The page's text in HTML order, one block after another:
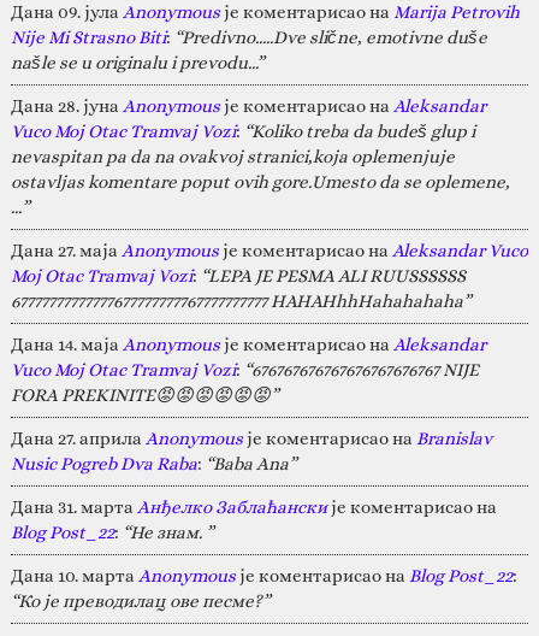
Дана 09. јула Anonymousје коментарисао на Marija Petrovih
Nije Mi Strasno Biti: “Predivno.....Dve slične, emotivne duše
našle se u originalu i prevodu...”
Дана 28. јуна Anonymousје коментарисао на Aleksandar
Vuco Moj Otac Tramvaj Vozi: “Koliko treba da budeš glup i
nevaspitan pa da na ovakvoj stranici,koja oplemenjuje
ostavljas komentare poput ovih gore.Umesto da se oplemene,
…”
Дана 27. маја Anonymousје коментарисао на Aleksandar Vuco
Moj Otac Tramvaj Vozi: “LEPA JE PESMA ALI RUUSSSSSS
67777777777777677777777767777777777 HAHAHhhHahahahaha”
Дана 14. маја Anonymousје коментарисао на Aleksandar
Vuco Moj Otac Tramvaj Vozi: “676767676767676767676767 NIJE
FORA PREKINITE😡😡😡😡😡😡”
Дана 27. априла Anonymousје коментарисао на Branislav
Nusic Pogreb Dva Raba: “Baba Ana”
Дана 31. марта Анђелко Заблаћанскије коментарисао на
Blog Post_22: “Не знам. ”
Дана 10. марта Anonymousје коментарисао на Blog Post_22:
“Ко је преводилац ове песме?”